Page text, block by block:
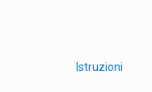
Istruzioni